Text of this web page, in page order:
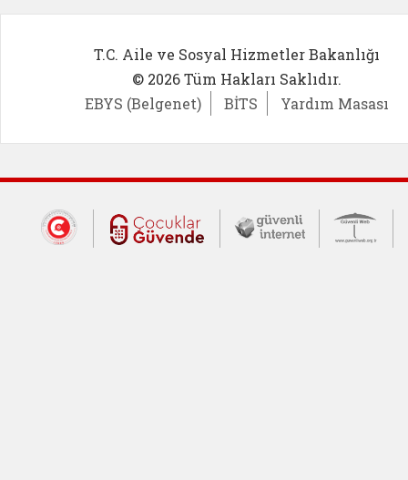
T.C. Aile ve Sosyal Hizmetler Bakanlığı
© 2026 Tüm Hakları Saklıdır.
EBYS (Belgenet)
BİTS Yardım Masası
Dış Bağlantılar
Cumhurbaşkanlığı İletişim Merkezi
Çocuklar Güvende (yeni
Güvenli